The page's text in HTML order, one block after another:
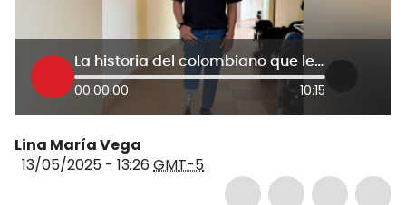
La historia del colombiano que le apuesta al fútbol tras perder una pierna en la guerra de Ucrania
00:00:00 10:15
Lina María Vega
13/05/2025 - 13:26 GMT-5